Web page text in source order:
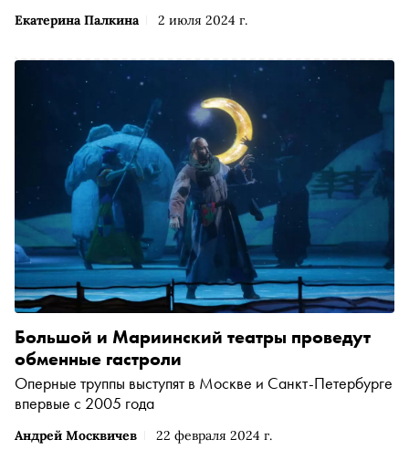
Екатерина Палкина 2 июля 2024 г.
Андрей Москвичев 22 февраля 2024 г.
Большой и Мариинский театры проведут
обменные гастроли
Оперные труппы выступят в Москве и Санкт-Петербурге
впервые с 2005 года